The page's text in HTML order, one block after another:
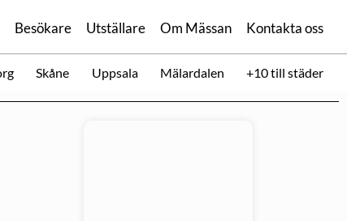
Besökare Utställare Om Mässan Kontakta oss
Skåne Uppsala Mälardalen +10 till städer